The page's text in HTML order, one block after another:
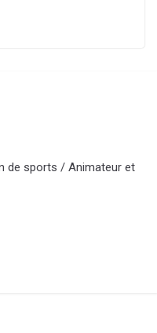
de sports / Animateur et